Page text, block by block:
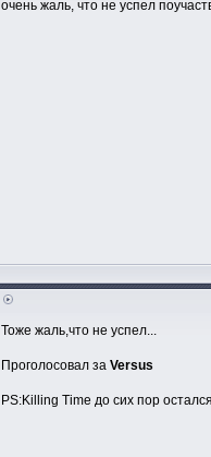
очень жаль, что не успел
Тоже жаль,что не успел...
Проголосовал за Versus
PS:Killing Time до сих пор